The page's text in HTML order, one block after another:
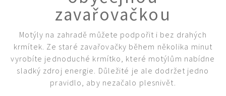
zavařovačkou
Motýly na zahradě můžete podpořit i bez drahých
krmítek. Ze staré zavařovačky během několika minut
vyrobíte jednoduché krmítko, které motýlům nabídne
sladký zdroj energie. Důležité je ale dodržet jedno
pravidlo, aby nezačalo plesnivět.